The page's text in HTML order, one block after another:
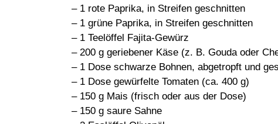
– 1 rote Paprika, in Streifen geschnitten
– 1 grüne Paprika, in Streifen geschnitten
– 1 Teelöffel Fajita-Gewürz
– 200 g geriebener Käse (z. B. Gouda oder
– 1 Dose schwarze Bohnen, abgetropft und
– 1 Dose gewürfelte Tomaten (ca. 400 g)
– 150 g Mais (frisch oder aus der Dose)
– 150 g saure Sahne